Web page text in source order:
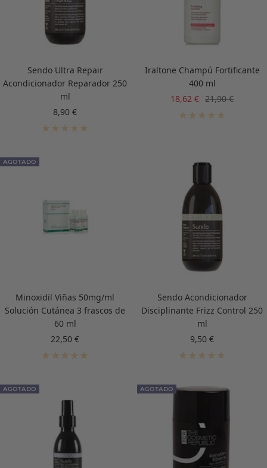
Sendo Ultra Repair
Acondicionador Reparador 250
ml
Precio
de
8,90 €
Iraltone Champú Fortificante
400 ml
Precio
18,62 € Precio
normal
21,90 €
AGOTADO
Minoxidil Viñas 50mg/ml
Solución Cutánea 3 frascos de
60 ml
Precio
de
22,50 €
Sendo Acondicionador
Disciplinante Frizz Control 250
ml
Precio
de
9,50 €
AGOTADO AGOTADO